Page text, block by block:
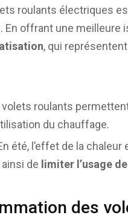
roulants électriques
En offrant une meilleure
, qui
volets roulants
du chauffage.
été, l’effet de la
de limiter l’usage
des